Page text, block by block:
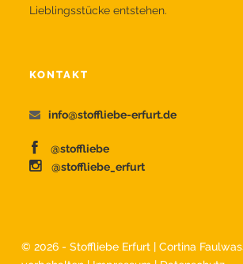
Lieblingsstücke entstehen.
KONTAKT
info@stoffliebe-erfurt.de
@stoffliebe
@stoffliebe_erfurt
© 2026 - Stoffliebe Erfurt | Cortina